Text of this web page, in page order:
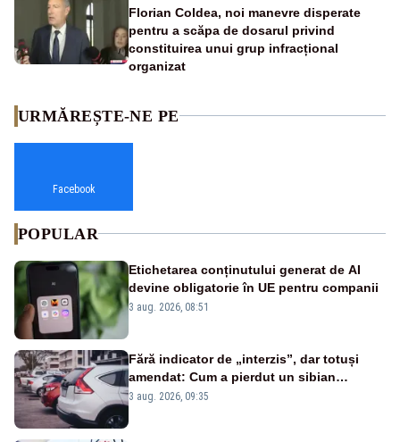
Florian Coldea, noi manevre disperate
pentru a scăpa de dosarul privind
constituirea unui grup infracțional
organizat
URMĂREȘTE-NE PE
Facebook
POPULAR
Etichetarea conținutului generat de AI
devine obligatorie în UE pentru companii
3 aug. 2026, 08:51
Fără indicator de „interzis”, dar totuși
amendat: Cum a pierdut un sibian
procesul pentru o parcare în centrul
3 aug. 2026, 09:35